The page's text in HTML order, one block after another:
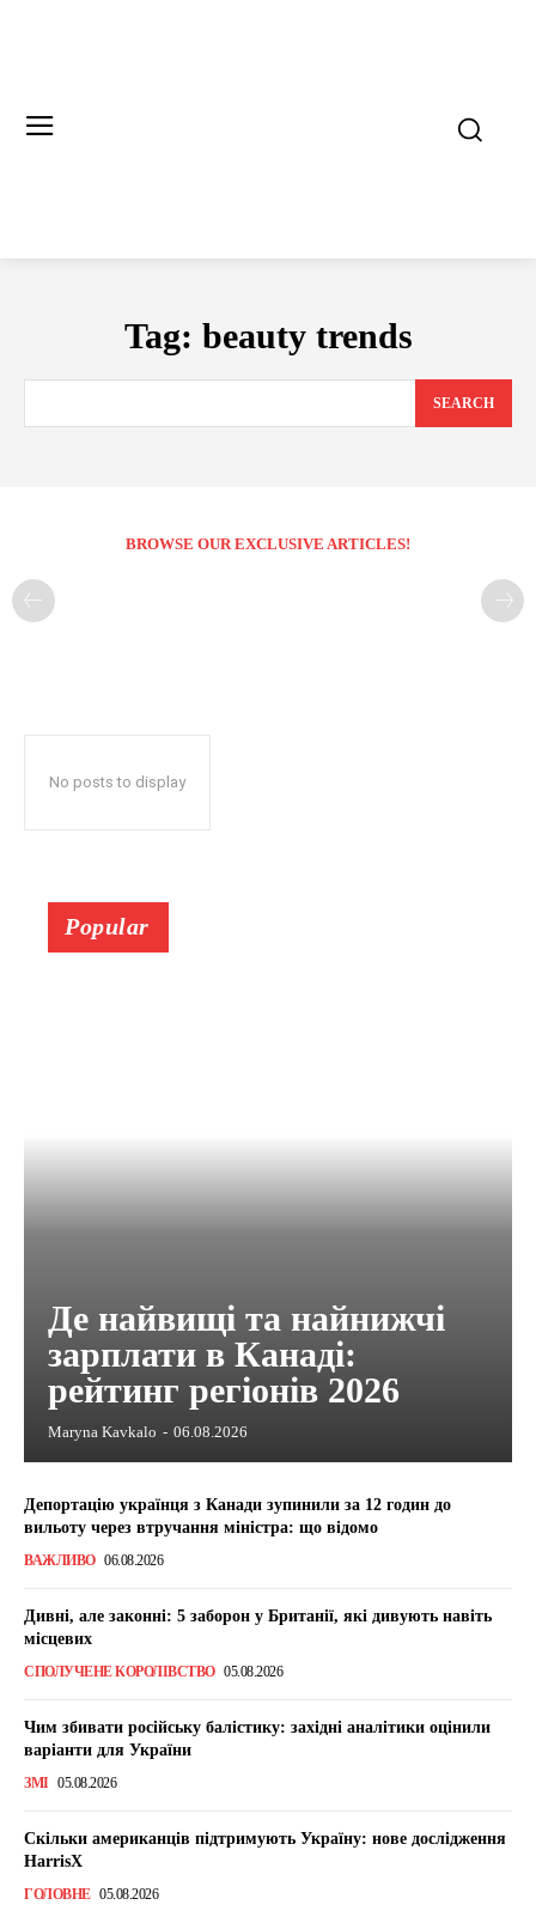
Tag: beauty trends
SEARCH
BROWSE OUR EXCLUSIVE ARTICLES!
No posts to display
Popular
Де найвищі та найнижчі
зарплати в Канаді:
рейтинг регіонів 2026
Maryna Kavkalo - 06.08.2026
Депортацію українця з Канади зупинили за 12 годин до
вильоту через втручання міністра: що відомо
ВАЖЛИВО 06.08.2026
Дивні, але законні: 5 заборон у Британії, які дивують навіть
місцевих
СПОЛУЧЕНЕ КОРОЛІВСТВО 05.08.2026
Чим збивати російську балістику: західні аналітики оцінили
варіанти для України
ЗМІ 05.08.2026
Скільки американців підтримують Україну: нове дослідження
HarrisX
ГОЛОВНЕ 05.08.2026